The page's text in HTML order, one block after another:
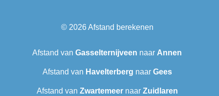
© 2026Afstand berekenen
Afstand van Gasselternijveen naar Annen
Afstand van Havelterberg naar Gees
Afstand van Zwartemeernaar Zuidlaren